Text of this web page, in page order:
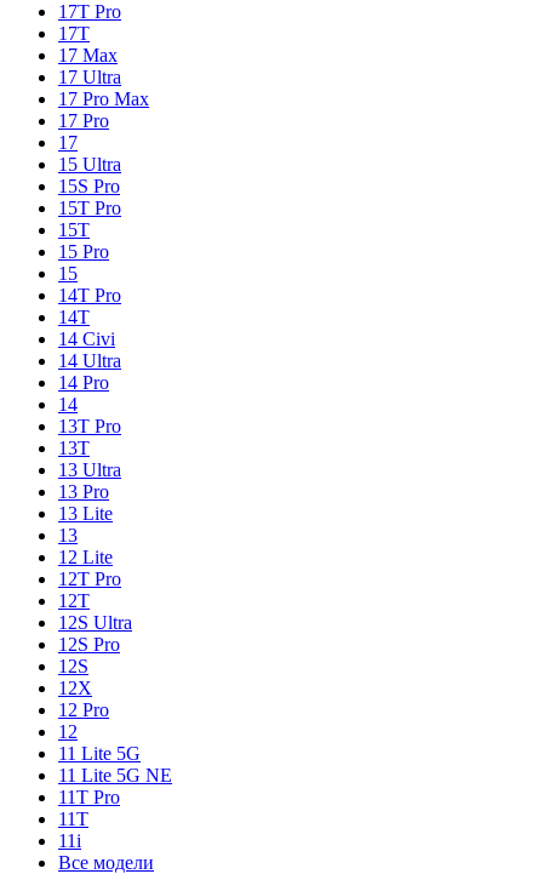
17T Pro
17T
17 Max
17 Ultra
17 Pro Max
17 Pro
17
15 Ultra
15S Pro
15T Pro
15T
15 Pro
15
14T Pro
14T
14 Civi
14 Ultra
14 Pro
14
13T Pro
13T
13 Ultra
13 Pro
13 Lite
13
12 Lite
12T Pro
12T
12S Ultra
12S Pro
12S
12X
12 Pro
12
11 Lite 5G
11 Lite 5G NE
11T Pro
11T
11i
Все модели